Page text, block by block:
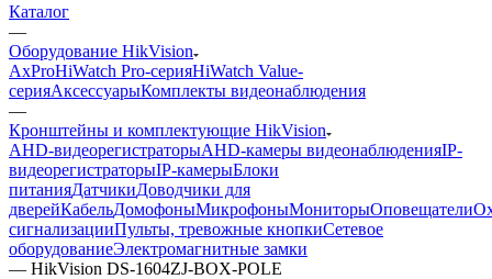
Каталог
—
Оборудование HikVision
AxProHiWatch Pro-серияHiWatch Value-
серияАксессуарыКомплекты видеонаблюдения
—
Кронштейны и комплектующие HikVision
AHD-видеорегистраторыAHD-камеры видеонаблюденияIP-
видеорегистраторыIP-камерыБлоки
питанияДатчикиДоводчики для
дверейКабельДомофоныМикрофоныМониторыОповещатели
сигнализацииПульты, тревожные кнопкиСетевое
оборудованиеЭлектромагнитные замки
— HikVision DS-1604ZJ-BOX-POLE